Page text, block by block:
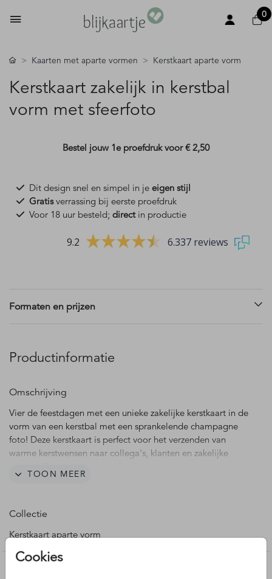
0
Cookies
Kaarten met aparte vormen Kerstkaart aparte vorm
Kerstkaart zakelijk in kerstbal
vorm met sfeerfoto
Bestel jouw 1e proefdruk voor€ 2,50
Dit design snel en simpel in je eigen stijl
Gratisverrassing bij eerste proefdruk
Voor 18 uur besteld; directin productie
9.2 6.337 reviews
Formaten en prijzen
Productinformatie
Omschrijving
Vier de feestdagen met een unieke zakelijke kerstkaart in de
vorm van een kerstbal met een sprankelende champagne
foto! Deze kerstkaart is perfect voor het verzenden van
warme kerstwensen naar collega's, klanten en zakelijke
bedrijfsfoto. De gehele kerstkaart is naar eigen wens aan te
Goed om te weten is dat de vorm uit het kaartformaat
bijvoorbeeld voor een kaart in formaat 15 x 15 cm? Dan
TOON MEER
Collectie
Kerstkaart aparte vorm